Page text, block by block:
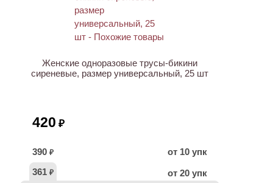
Женские одноразовые трусы-бикини
сиреневые, размер универсальный, 25 шт
420 ₽
390 ₽
от 10 упк
361 ₽ от 20 упк